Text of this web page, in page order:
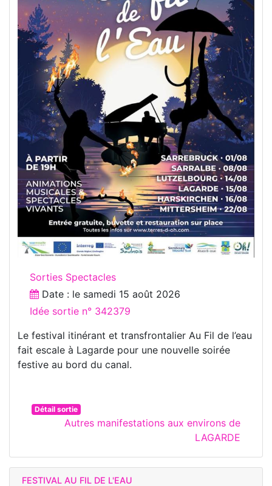
Sorties Spectacles
Date : le samedi 15 août 2026
Idée sortie n° 342379
Le festival itinérant et transfrontalier Au Fil de l’eau
fait escale à Lagarde pour une nouvelle soirée
festive au bord du canal.
Détail sortie
Autres manifestations aux environs de
LAGARDE
FESTIVAL AU FIL DE L'EAU